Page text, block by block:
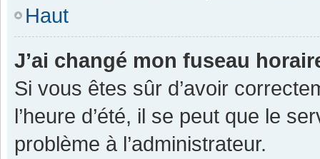
Haut
J’ai changé mon fuseau
Si vous êtes sûr d’avoir
l’heure d’été, il se peut que le
problème à l’administrateur.